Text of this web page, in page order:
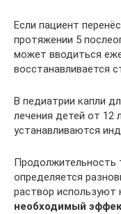
Если пациент
протяжении 5
может вводиться
восстанавливается
В педиатрии капли
лечения детей от
устанавливаются
Продолжительность
определяется
раствор используют
необходимый